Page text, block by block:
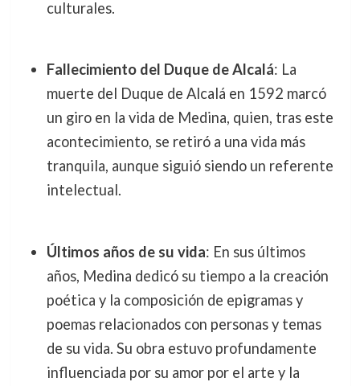
culturales.
Fallecimiento del Duque de Alcalá: La
muerte del Duque de Alcalá en 1592 marcó
un giro en la vida de Medina, quien, tras este
acontecimiento, se retiró a una vida más
tranquila, aunque siguió siendo un referente
intelectual.
Últimos años de su vida: En sus últimos
años, Medina dedicó su tiempo a la creación
poética y la composición de epigramas y
poemas relacionados con personas y temas
de su vida. Su obra estuvo profundamente
influenciada por su amor por el arte y la